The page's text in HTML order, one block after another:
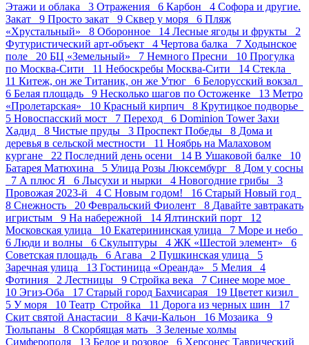
Этажи и облака 3 Отражения 6 Карбон 4 Софора и другие.
Закат 9 Просто закат 9 Сквер у моря 6 Пляж
«Хрустальный» 8 Оборонное 14 Лесные ягоды и фрукты 2
Футуристический арт-объект 4 Чертова балка 7 Ходынское
поле 20 БЦ «Земельный» 7 Немного Пресни 10 Прогулка
по Москва-Сити 11 Небоскребы Москва-Сити 14 Стекла
11 Китеж, он же Титаник, он же Утюг 6 Белорусский вокзал
6 Белая площадь 9 Несколько шагов по Остоженке 13 Метро
«Пролетарская» 10 Красный кирпич 8 Крутицкое подворье
5 Новоспасский мост 7 Переход 6 Dominion Tower Захи
Хадид 8 Чистые пруды 3 Проспект Победы 8 Дома и
деревья в сельской местности 11 Ноябрь на Малаховом
кургане 22 Последний день осени 14 В Ушаковой балке 10
Батарея Матюхина 5 Улица Розы Люксембург 8 Дом у сосны
7 А плюс Я 6 Лысухи и нырки 4 Новогодние грибы 3
Провожая 2023-й 4 С Новым годом! 16 Старый Новый год
8 Снежность 20 Февральский Фиолент 8 Давайте завтракать
игристым 9 На набережной 14 Ялтинский порт 12
Московская улица 10 Екатерининская улица 7 Море и небо
6 Люди и волны 6 Скульптуры 4 ЖК «Шестой элемент» 6
Советская площадь 6 Агава 2 Пушкинская улица 5
Заречная улица 13 Гостиница «Ореанда» 5 Мелия 4
Фотиния 2 Лестницы 9 Стройка века 7 Синее море мое
10 Эгиз-Оба 17 Старый город Бахчисарая 19 Цветет кизил
5 У моря 10 Театр_Стройка 11 Дорога из черных шин 17
Скит святой Анастасии 8 Качи-Кальон 16 Мозаика 9
Тюльпаны 8 Скорбящая мать 3 Зеленые холмы
Симферополя 13 Белое и розовое 6 Херсонес Таврический